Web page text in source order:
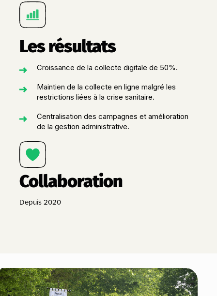
Les résultats
Croissance de la collecte digitale de 50%.
Maintien de la collecte en ligne malgré les
restrictions liées à la crise sanitaire.
Centralisation des campagnes et amélioration
de la gestion administrative.
Collaboration
Depuis 2020